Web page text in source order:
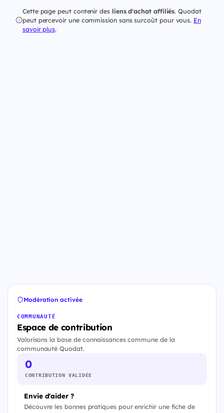
Cette page peut contenir des liens d'achat affiliés. Quodat
peut percevoir une commission sans surcoût pour vous. En
savoir plus.
Modération activée
COMMUNAUTÉ
Espace de contribution
Valorisons la base de connaissances commune de la
communauté Quodat.
0
CONTRIBUTION VALIDÉE
Envie d'aider ?
Découvre les bonnes pratiques pour enrichir une fiche de